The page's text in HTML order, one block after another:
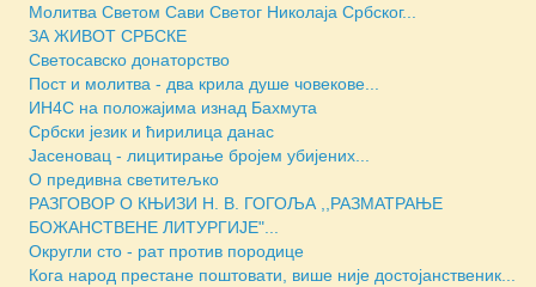
Молитва Светом Сави Светог Николаја Србског...
ЗА ЖИВОТ СРБСКЕ
Светосавско донаторство
Пост и молитва - два крила душе човекове...
ИН4С на положајима изнад Бахмута
Србски језик и ћирилица данас
Јасеновац - лицитирање бројем убијених...
О предивна светитељко
РАЗГОВОР О КЊИЗИ Н. В. ГОГОЉА ,,РАЗМАТРАЊЕ
БОЖАНСТВЕНЕ ЛИТУРГИЈЕ"...
Округли сто - рат против породице
Кога народ престане поштовати, више није достојанственик...